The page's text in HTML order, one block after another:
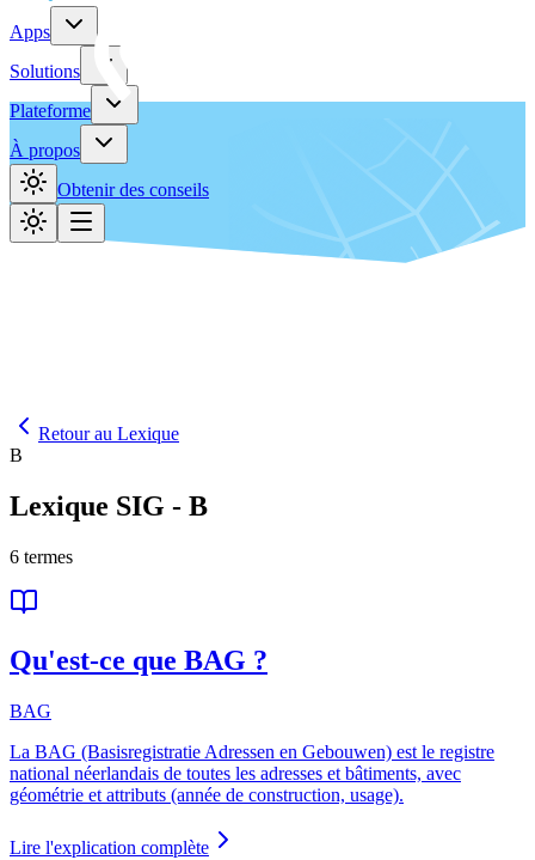
Apps
Solutions
Plateforme
À propos
Obtenir des conseils
Retour au Lexique
B
Lexique SIG - B
6 termes
Qu'est-ce que BAG ?
BAG
La BAG (Basisregistratie Adressen en Gebouwen) est le registre
national néerlandais de toutes les adresses et bâtiments, avec
géométrie et attributs (année de construction, usage).
Lire l'explication complète